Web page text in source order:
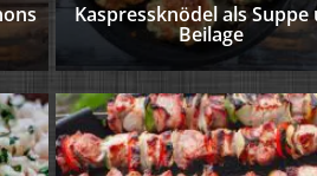
Kaspressknödel als Suppe
Beilage